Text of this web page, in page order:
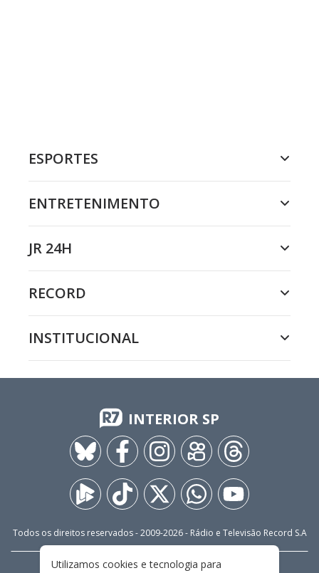
ESPORTES
ENTRETENIMENTO
JR 24H
RECORD
INSTITUCIONAL
INTERIOR SP
Todos os direitos reservados - 2009-2026- Rádio e Televisão Record S.A
Utilizamos cookies e tecnologia para